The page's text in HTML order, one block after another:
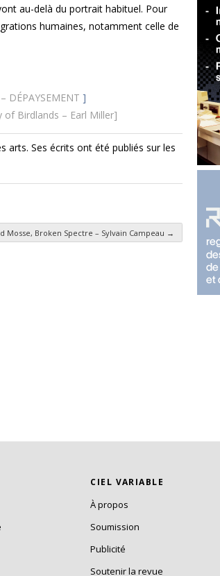
au-delà du portrait habituel. Pour
humaines, notamment celle de
DÉPAYSEMENT ]
of Birdlands – Earl Miller]
arts. Ses écrits ont été publiés sur les
Mosse, Broken Spectre – Sylvain Campeau →
CIEL VARIABLE
À propos
Soumission
Publicité
Soutenir la revue